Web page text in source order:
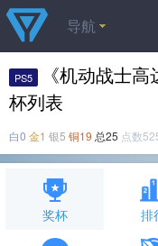
导航
PS5
《机动战士
杯列表
白0 金1 银5 铜19 总25 点数
奖杯 排